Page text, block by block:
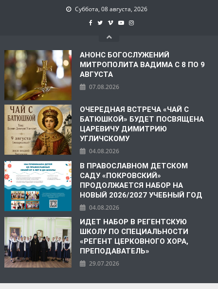
Суббота, 08 августа, 2026
АНОНС БОГОСЛУЖЕНИЙ
МИТРОПОЛИТА ВАДИМА С 8 ПО 9
АВГУСТА
07.08.2026
ОЧЕРЕДНАЯ ВСТРЕЧА «ЧАЙ С
БАТЮШКОЙ» БУДЕТ ПОСВЯЩЕНА
ЦАРЕВИЧУ ДИМИТРИЮ
УГЛИЧСКОМУ
04.08.2026
В ПРАВОСЛАВНОМ ДЕТСКОМ
САДУ «ПОКРОВСКИЙ»
ПРОДОЛЖАЕТСЯ НАБОР НА
НОВЫЙ 2026/2027 УЧЕБНЫЙ ГОД
04.08.2026
ИДЕТ НАБОР В РЕГЕНТСКУЮ
ШКОЛУ ПО СПЕЦИАЛЬНОСТИ
«РЕГЕНТ ЦЕРКОВНОГО ХОРА,
ПРЕПОДАВАТЕЛЬ»
29.07.2026